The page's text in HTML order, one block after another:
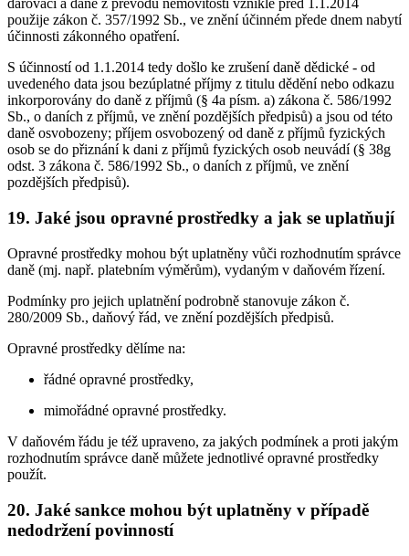
darovací a daně z převodu nemovitostí vzniklé před 1.1.2014
použije zákon č. 357/1992 Sb., ve znění účinném přede dnem nabytí
účinnosti zákonného opatření.
S účinností od 1.1.2014 tedy došlo ke zrušení daně dědické - od
uvedeného data jsou bezúplatné příjmy z titulu dědění nebo odkazu
inkorporovány do daně z příjmů (§ 4a písm. a) zákona č. 586/1992
Sb., o daních z příjmů, ve znění pozdějších předpisů) a jsou od této
daně osvobozeny; příjem osvobozený od daně z příjmů fyzických
osob se do přiznání k dani z příjmů fyzických osob neuvádí (§ 38g
odst. 3 zákona č. 586/1992 Sb., o daních z příjmů, ve znění
pozdějších předpisů).
19. Jaké jsou opravné prostředky a jak se uplatňují
Opravné prostředky mohou být uplatněny vůči rozhodnutím správce
daně (mj. např. platebním výměrům), vydaným v daňovém řízení.
Podmínky pro jejich uplatnění podrobně stanovuje zákon č.
280/2009 Sb., daňový řád, ve znění pozdějších předpisů.
Opravné prostředky dělíme na:
řádné opravné prostředky,
mimořádné opravné prostředky.
V daňovém řádu je též upraveno, za jakých podmínek a proti jakým
rozhodnutím správce daně můžete jednotlivé opravné prostředky
použít.
20. Jaké sankce mohou být uplatněny v případě
nedodržení povinností